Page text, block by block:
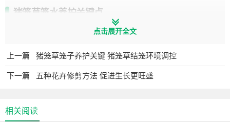
猪笼草笼水养护关键点
点击展开全文
上一篇 猪笼草笼子养护关键 猪笼草结笼环境调控
下一篇 五种花卉修剪方法 促进生长更旺盛
相关阅读